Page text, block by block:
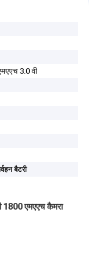
3.0 वी
बैटरी
1800 एमएएच कैमरा